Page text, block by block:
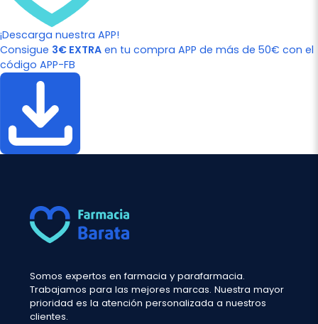
¡Descarga nuestra APP!
Consigue 3€ EXTRA en tu compra APP de más de 50€ con el
código APP-FB
Somos expertos en farmacia y parafarmacia.
Trabajamos para las mejores marcas. Nuestra mayor
prioridad es la atención personalizada a nuestros
clientes.